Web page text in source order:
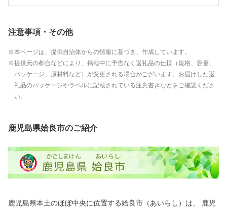
注意事項・その他
本ページは、提供自治体からの情報に基づき、作成しています。
提供元の都合などにより、掲載中に予告なく返礼品の仕様（規格、容量、
パッケージ、原材料など）が変更される場合がございます。お届けした返
礼品のパッケージやラベルに記載されている注意書きなどをご確認くださ
い。
鹿児島県姶良市のご紹介
鹿児島県本土のほぼ中央に位置する姶良市（あいらし）は、 鹿児